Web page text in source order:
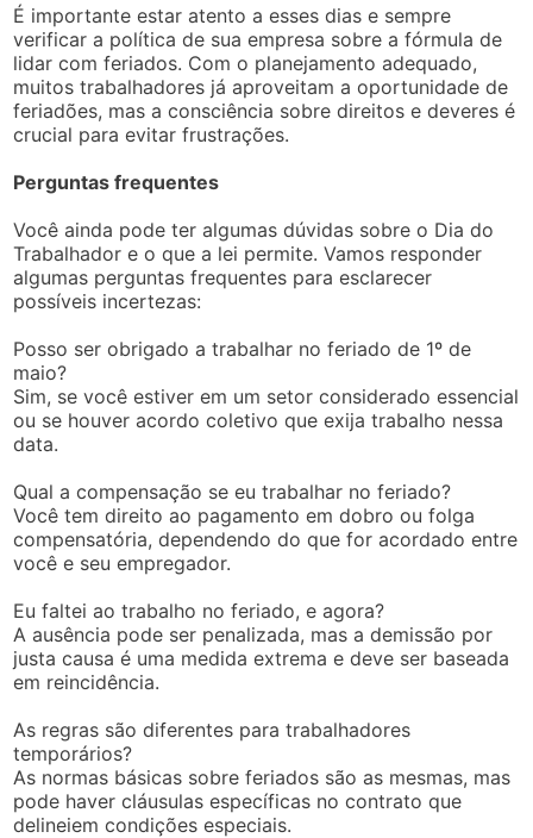
É importante estar atento a esses dias e sempre
verificar a política de sua empresa sobre a fórmula de
lidar com feriados. Com o planejamento adequado,
muitos trabalhadores já aproveitam a oportunidade de
feriadões, mas a consciência sobre direitos e deveres é
crucial para evitar frustrações.
Perguntas frequentes
Você ainda pode ter algumas dúvidas sobre o Dia do
Trabalhador e o que a lei permite. Vamos responder
algumas perguntas frequentes para esclarecer
possíveis incertezas:
Posso ser obrigado a trabalhar no feriado de 1º de
maio?
Sim, se você estiver em um setor considerado essencial
ou se houver acordo coletivo que exija trabalho nessa
data.
Qual a compensação se eu trabalhar no feriado?
Você tem direito ao pagamento em dobro ou folga
compensatória, dependendo do que for acordado entre
você e seu empregador.
Eu faltei ao trabalho no feriado, e agora?
A ausência pode ser penalizada, mas a demissão por
justa causa é uma medida extrema e deve ser baseada
em reincidência.
As regras são diferentes para trabalhadores
temporários?
As normas básicas sobre feriados são as mesmas, mas
pode haver cláusulas específicas no contrato que
delineiem condições especiais.